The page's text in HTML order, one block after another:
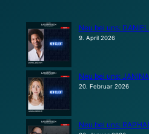
Neu bei uns:
9. April 2026
Neu bei uns:
20. Februar 2026
Neu bei uns: